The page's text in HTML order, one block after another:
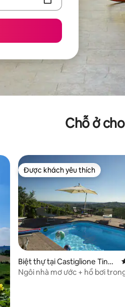
Chỗ ở
Được khách yêu thích
Được khách yêu thích
Biệt thự tại Castiglione Tinell
a
Ngôi nhà mơ ước + hồ bơi